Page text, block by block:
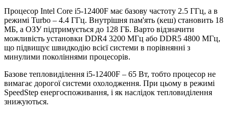
Процесор Intel Core i5-12400F має базову частоту 2.5 ГГц, а в
режимі Turbo – 4.4 ГГц. Внутрішня пам'ять (кеш) становить 18
МБ, а ОЗУ підтримується до 128 ГБ. Варто відзначити
можливість установки DDR4 3200 МГц або DDR5 4800 МГц,
що підвищує швидкодію всієї системи в порівнянні з
минулими поколіннями процесорів.
Базове тепловиділення i5-12400F – 65 Вт, тобто процесор не
вимагає дорогої системи охолодження. При цьому в режимі
SpeedStep енергоспоживання, і як наслідок тепловиділення
знижуються.